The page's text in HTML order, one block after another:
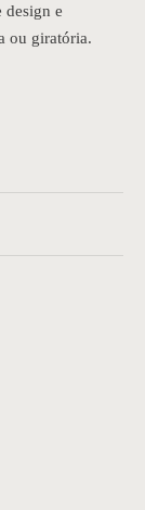
design e
ou giratória.